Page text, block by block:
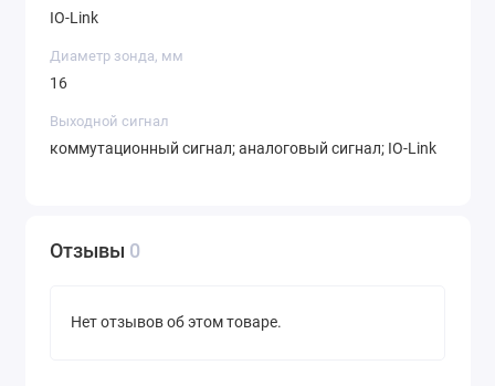
IO-Link
Диаметр зонда, мм
16
Выходной сигнал
коммутационный сигнал; аналоговый сигнал; IO-Link
Отзывы 0
Нет отзывов об этом товаре.